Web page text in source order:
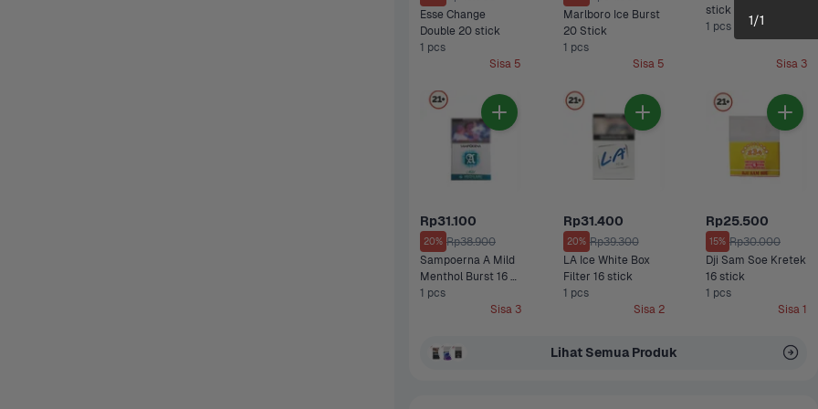
Esse Change
Double 20 stick
1 pcs
Sisa 5
Marlboro Ice Burst
20 Stick
1 pcs
Sisa 5
stick
1 pcs
Sisa 3
Rp31.100
20% Rp38.900
Sampoerna A Mild
Menthol Burst 16
Stick
1 pcs
Sisa 3
Rp31.400
20% Rp39.300
LA Ice White Box
Filter 16 stick
1 pcs
Sisa 2
Rp25.500
15% Rp30.000
Dji Sam Soe Kretek
16 stick
1 pcs
Sisa 1
Lihat Semua Produk
1/1